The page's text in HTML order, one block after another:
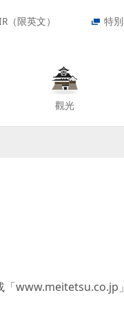
觀光
（限英文） 特
www.meitetsu.co.jp